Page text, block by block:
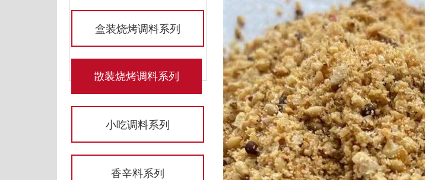
盒装烧烤调料系列
散装烧烤调料系列
小吃调料系列
香辛料系列